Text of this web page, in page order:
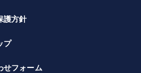
護方針
プ
せフォーム